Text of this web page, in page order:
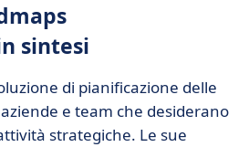
sintesi
di pianificazione delle
e team che desiderano
strategiche. Le sue